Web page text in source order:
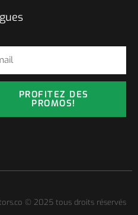
PROFITEZ DES
PROMOS!
© 2025 tous droits réservés